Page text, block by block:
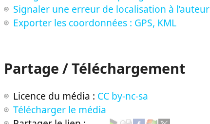
Signaler une erreur de localisation à l’auteur
Exporter les coordonnées : GPS, KML
Partage / Téléchargement
Licence du média : CC by-nc-sa
Télécharger le média